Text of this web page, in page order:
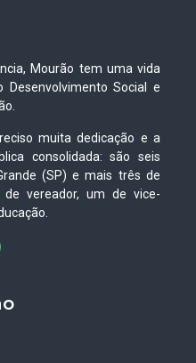
Mourão tem uma vida
Social e
muita dedicação e a
consolidada: são seis
(SP) e mais três de
vereador, um de vice-